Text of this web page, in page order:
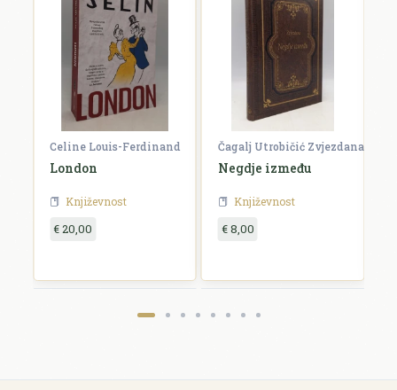
Celine Louis-Ferdinand
London
Književnost
€ 20,00
Čagalj Utrobičić Zvjezdana
Negdje između
Književnost
€ 8,00